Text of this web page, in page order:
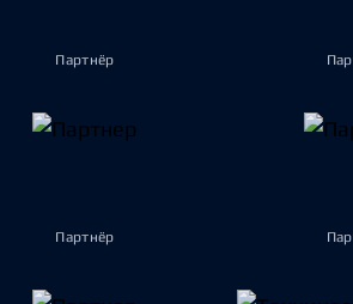
Партнёр
Партнёр